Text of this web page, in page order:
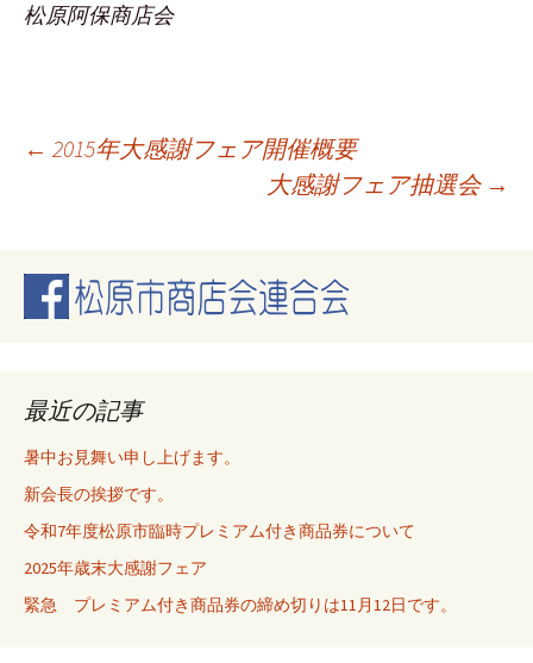
松原阿保商店会
投
ナ
ビ
ゲ
ー
シ
← 2015年大感謝フェア開催概要
大感謝フェア抽選会 →
最近の記事
暑中お見舞い申し上げます。
新会長の挨拶です。
令和7年度松原市臨時プレミアム付き商品券について
2025年歳末大感謝フェア
緊急 プレミアム付き商品券の締め切りは11月12日です。